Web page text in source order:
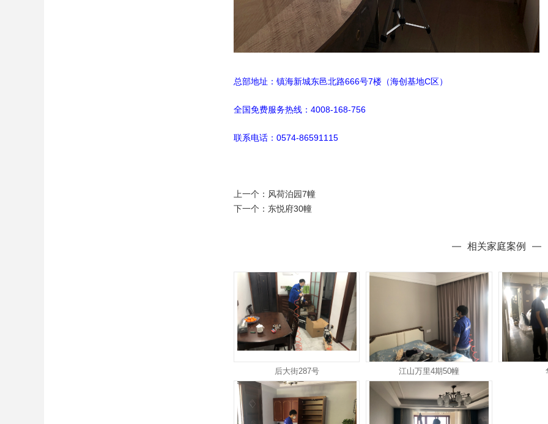
总部地址：镇海新城东邑北路666号7楼（海创基地C区）
全国免费服务热线 ：4008-168-756
联系电话：0574-86591115
上一个： 风荷泊园7幢
下一个： 东悦府30幢
相关家庭案例
后大街287号 江山万里4期50幢